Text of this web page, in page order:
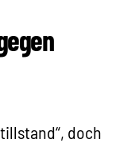
doch